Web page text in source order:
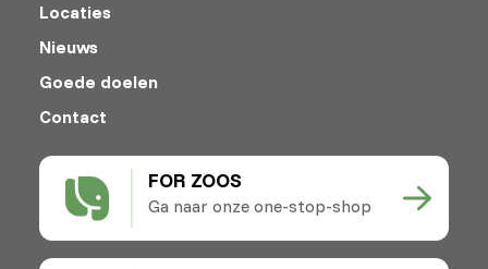
FOR ZOOS
Ga naar onze one-stop-shop
Locaties
Nieuws
Goede doelen
Contact